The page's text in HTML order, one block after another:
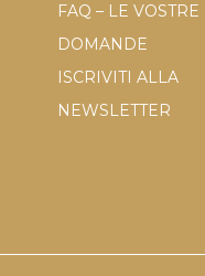
FAQ – LE VOSTRE
DOMANDE
ISCRIVITI ALLA
NEWSLETTER